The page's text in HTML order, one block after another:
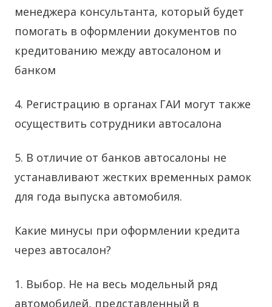
менеджера консультанта, который будет
помогать в оформлении документов по
кредитованию между автосалоном и
банком
4. Регистрацию в органах ГАИ могут также
осуществить сотрудники автосалона
5. В отличие от банков автосалоны не
устанавливают жестких временных рамок
для года выпуска автомобиля.
Какие минусы при оформлении кредита
через автосалон?
1. Выбор. Не на весь модельный ряд
автомобилей, представленный в